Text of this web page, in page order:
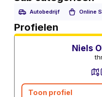
Autobedrijf Online
Profielen
Niels
Toon profiel